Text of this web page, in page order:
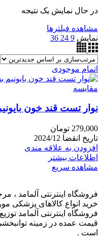
در حال نمایش یک نتیجه
مشاهده فیلترها
نمایش 9
24
36
اتمام موجودی
مقایسه
نوار تست قند خون بایونیم
279,000 تومان
تاریخ انقضا 2024/12
افزودن به علاقه مندی
اطلاعات بیشتر
مشاهده سریع
فروشگاه اینترنتی آلمامد
خرید انواع کالاهای پزشکی
فروشگاه اینترنتی آلمامد
قیمت عمده در زمینه
است .